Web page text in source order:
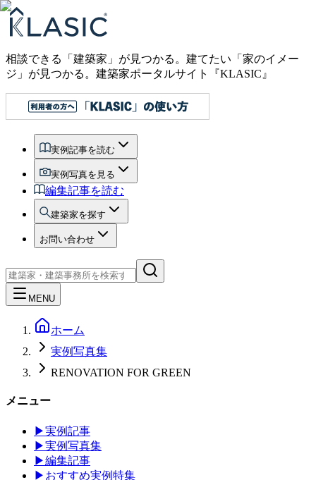
相談できる「建築家」が見つかる。建てたい「家のイメー
ジ」が見つかる。 建築家ポータルサイト『KLASIC』
実例記事を読む
実例写真を見る
編集記事を読む
建築家を探す
お問い合わせ
MENU
ホーム
実例写真集
RENOVATION FOR GREEN
メニュー
▶実例記事
▶実例写真集
▶編集記事
▶ おすすめ実例特集